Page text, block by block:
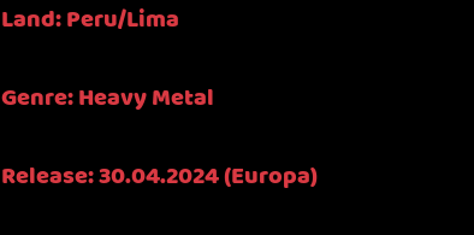
Land: Peru/Lima
Genre: Heavy Metal
Release: 30.04.2024 (Europa)